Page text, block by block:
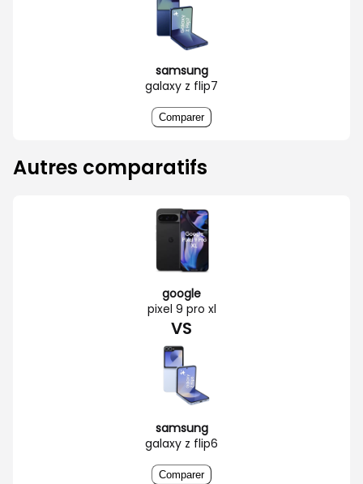
samsung
galaxy z flip7
Comparer
Autres comparatifs
google
pixel 9 pro xl
VS
samsung
galaxy z flip6
Comparer